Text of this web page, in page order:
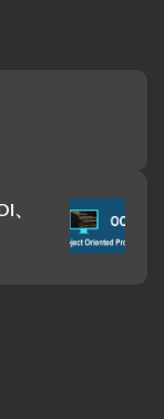
、